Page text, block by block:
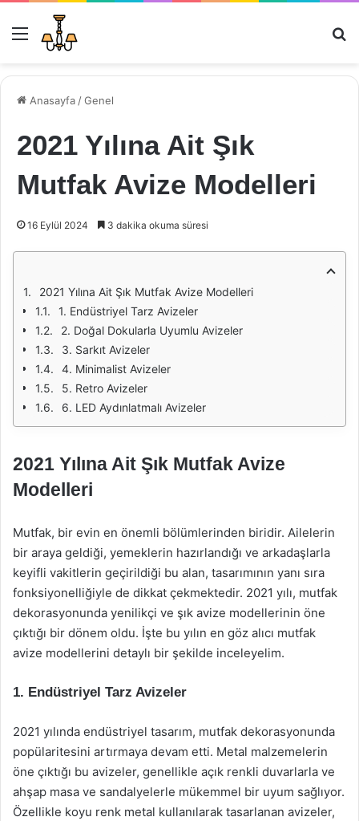
Menü
Anasayfa /Genel
2021 Yılına Ait Şık
Mutfak Avize Modelleri
16 Eylül 2024 3 dakika okuma süresi
2021 Yılına Ait Şık Mutfak Avize Modelleri
1. Endüstriyel Tarz Avizeler
2. Doğal Dokularla Uyumlu Avizeler
3. Sarkıt Avizeler
4. Minimalist Avizeler
5. Retro Avizeler
6. LED Aydınlatmalı Avizeler
2021 Yılına Ait Şık Mutfak Avize
Modelleri
Mutfak, bir evin en önemli bölümlerinden biridir. Ailelerin
bir araya geldiği, yemeklerin hazırlandığı ve arkadaşlarla
keyifli vakitlerin geçirildiği bu alan, tasarımının yanı sıra
fonksiyonelliğiyle de dikkat çekmektedir. 2021 yılı, mutfak
dekorasyonunda yenilikçi ve şık avize modellerinin öne
çıktığı bir dönem oldu. İşte bu yılın en göz alıcı mutfak
avize modellerini detaylı bir şekilde inceleyelim.
1. Endüstriyel Tarz Avizeler
2021 yılında endüstriyel tasarım, mutfak dekorasyonunda
popülaritesini artırmaya devam etti. Metal malzemelerin
öne çıktığı bu avizeler, genellikle açık renkli duvarlarla ve
ahşap masa ve sandalyelerle mükemmel bir uyum sağlıyor.
Özellikle koyu renk metal kullanılarak tasarlanan avizeler,